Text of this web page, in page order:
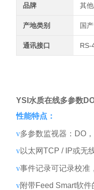
品牌 其
产地类别 国产
通讯接口 RS-
YSI水质在线多参数
性能特点：
v多参数监视器：DO
v以太网TCP / IP或无
v事件记录可记录校准
v附带Feed Smart软